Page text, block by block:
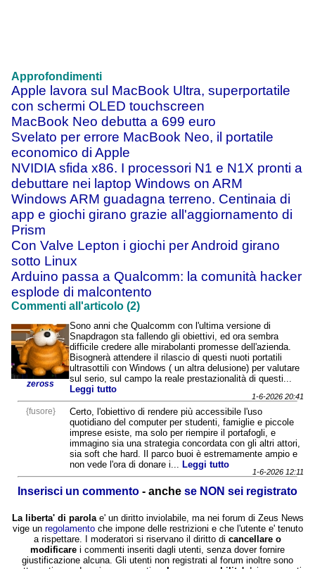
Approfondimenti
Apple lavora sul MacBook Ultra, superportatile
con schermi OLED touchscreen
MacBook Neo debutta a 699 euro
Svelato per errore MacBook Neo, il portatile
economico di Apple
NVIDIA sfida x86. I processori N1 e N1X pronti a
debuttare nei laptop Windows on ARM
Windows ARM guadagna terreno. Centinaia di
app e giochi girano grazie all'aggiornamento di
Prism
Con Valve Lepton i giochi per Android girano
sotto Linux
Arduino passa a Qualcomm: la comunità hacker
esplode di malcontento
Commenti all'articolo (2)
zeross
Sono anni che Qualcomm con l'ultima versione di
Snapdragon sta fallendo gli obiettivi, ed ora sembra
difficile credere alle mirabolanti promesse dell'azienda.
Bisognerà attendere il rilascio di questi nuoti portatili
ultrasottili con Windows ( un altra delusione) per valutare
sul serio, sul campo la reale prestazionalità di questi...
Leggi tutto
1-6-2026 20:41
{fusore}
Certo, l'obiettivo di rendere più accessibile l'uso
quotidiano del computer per studenti, famiglie e piccole
imprese esiste, ma solo per riempire il portafogli, e
immagino sia una strategia concordata con gli altri attori,
sia soft che hard. Il parco buoi è estremamente ampio e
non vede l'ora di donare i... Leggi tutto
1-6-2026 12:11
Inserisci un commento - anche se NON sei registrato
La liberta' di parolae' un diritto inviolabile, ma nei forum di Zeus News
vige un regolamentoche impone delle restrizioni e che l'utente e' tenuto
a rispettare. I moderatori si riservano il diritto di cancellare o
modificare i commenti inseriti dagli utenti, senza dover fornire
giustificazione alcuna. Gli utenti non registrati al forum inoltre sono